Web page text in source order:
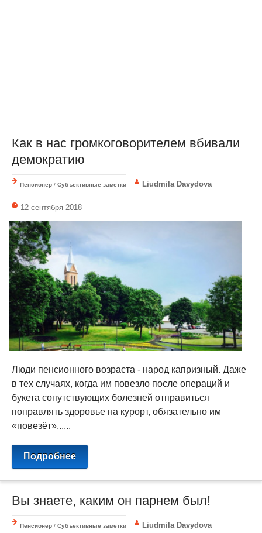
Как в нас громкоговорителем вбивали
демократию
Пенсионер / Субъективные заметки Liudmila Davydova
12 сентября 2018
Люди пенсионного возраста - народ капризный. Даже
в тех случаях, когда им повезло после операций и
букета сопутствующих болезней отправиться
поправлять здоровье на курорт, обязательно им
«повезёт»......
Подробнее
Вы знаете, каким он парнем был!
Пенсионер / Субъективные заметки Liudmila Davydova